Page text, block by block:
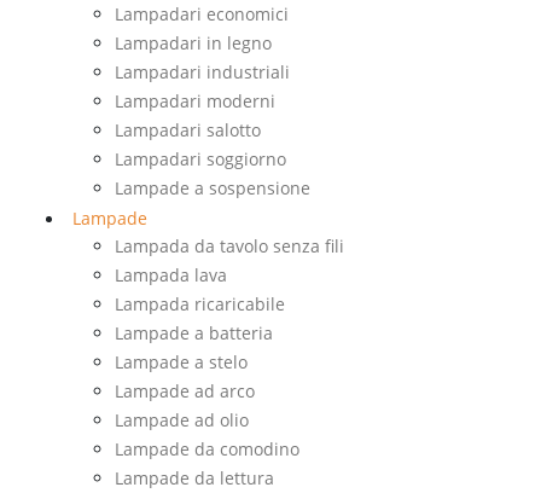
Lampadari economici
Lampadari in legno
Lampadari industriali
Lampadari moderni
Lampadari salotto
Lampadari soggiorno
Lampade a sospensione
Lampade
Lampada da tavolo senza fili
Lampada lava
Lampada ricaricabile
Lampade a batteria
Lampade a stelo
Lampade ad arco
Lampade ad olio
Lampade da comodino
Lampade da lettura